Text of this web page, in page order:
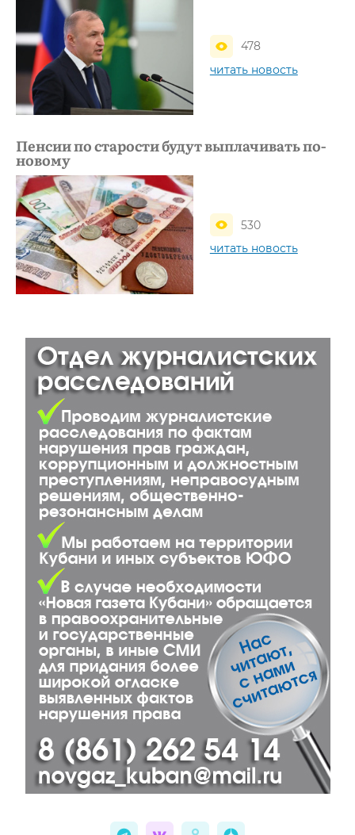
478
читать новость
Пенсии по старости будут выплачивать по-
новому
530
читать новость